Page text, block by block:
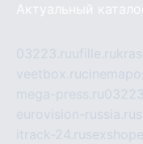
Актуальный
03223.ruufille.ru
veetbox.ru
mega-press.ru
eurovision-russia.ru
itrack-24.ru